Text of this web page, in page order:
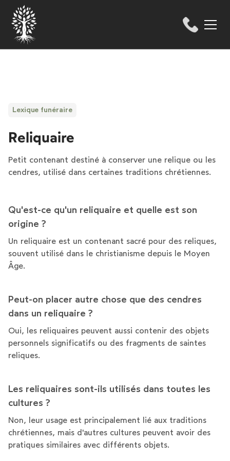
Lexique funéraire
Reliquaire
Petit contenant destiné à conserver une relique ou les
cendres, utilisé dans certaines traditions chrétiennes.
Qu'est-ce qu'un reliquaire et quelle est son
origine ?
Un reliquaire est un contenant sacré pour des reliques,
souvent utilisé dans le christianisme depuis le Moyen
Âge.
Peut-on placer autre chose que des cendres
dans un reliquaire ?
Oui, les reliquaires peuvent aussi contenir des objets
personnels significatifs ou des fragments de saintes
reliques.
Les reliquaires sont-ils utilisés dans toutes les
cultures ?
Non, leur usage est principalement lié aux traditions
chrétiennes, mais d'autres cultures peuvent avoir des
pratiques similaires avec différents objets.